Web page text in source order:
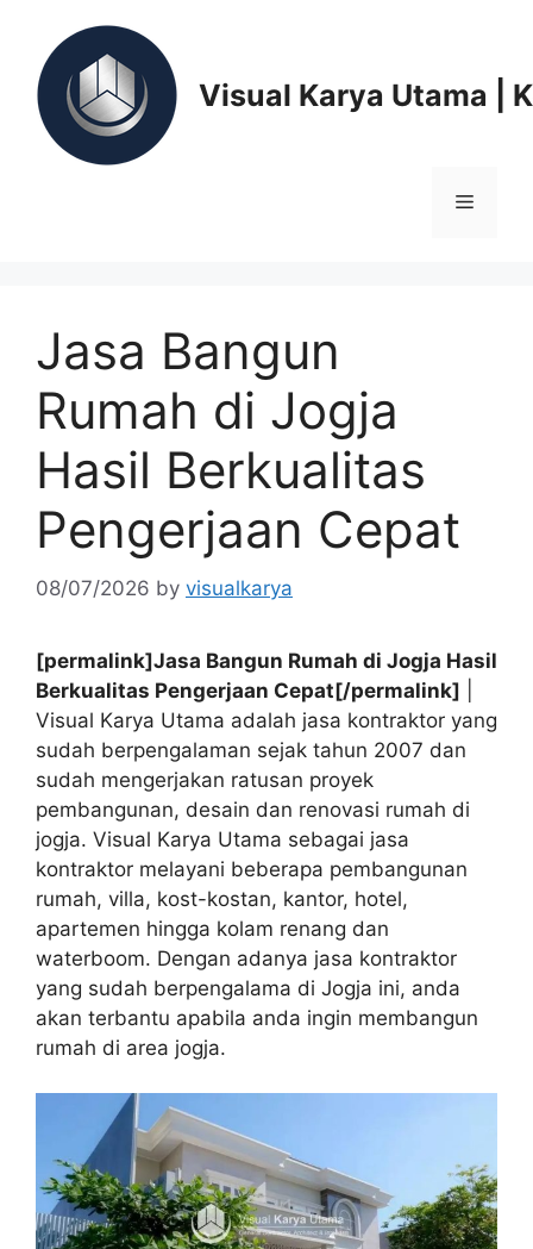
content
Visual Karya Utama |
Menu
Jasa Bangun
Rumah di Jogja
Hasil Berkualitas
Pengerjaan Cepat
08/07/2026 by visualkarya
[permalink]Jasa Bangun Rumah di Jogja Hasil
Berkualitas Pengerjaan Cepat[/permalink]
Visual Karya Utama adalah jasa kontraktor yang
sudah berpengalaman sejak tahun 2007 dan
sudah mengerjakan ratusan proyek
pembangunan, desain dan renovasi rumah di
jogja. Visual Karya Utama sebagai jasa
kontraktor melayani beberapa pembangunan
rumah, villa, kost-kostan, kantor, hotel,
apartemen hingga kolam renang dan
waterboom. Dengan adanya jasa kontraktor
yang sudah berpengalama di Jogja ini, anda
akan terbantu apabila anda ingin membangun
rumah di area jogja.